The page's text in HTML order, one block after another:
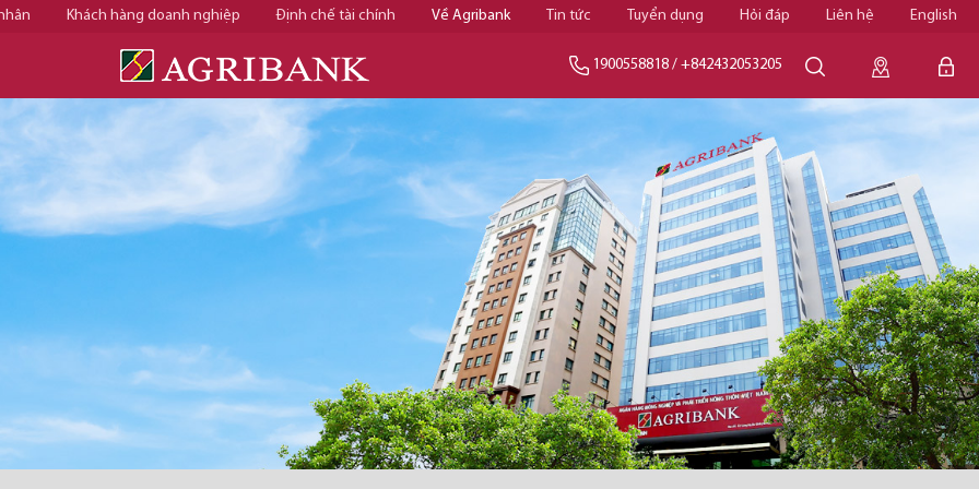
Khách hàng doanh nghiệp Định chế tài chính Về Agribank Tin tức Tuyển dụng Hỏi đáp Liên hệ English
1900558818 / +842432053205